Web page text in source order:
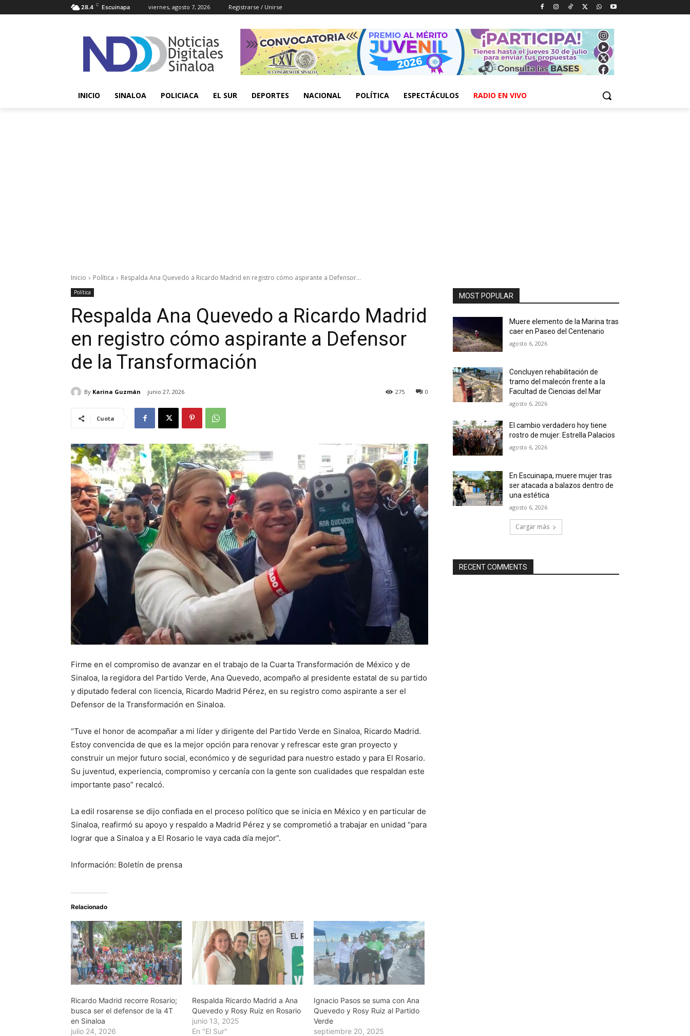
28.4 C Escuinapa viernes, agosto 7, 2026 Registrarse / Unirse
INICIO SINALOA POLICIACA EL SUR DEPORTES NACIONAL POLÍTICA ESPECTÁCULOS RADIO EN VIVO
Inicio Política Respalda Ana Quevedo a Ricardo Madrid en registro cómo aspirante a Defensor...
Política
Respalda Ana Quevedo a Ricardo Madrid
en registro cómo aspirante a Defensor
de la Transformación
By Karina Guzmán junio 27, 2026 0
275
Cuota
Firme en el compromiso de avanzar en el trabajo de la Cuarta Transformación de México y de
Sinaloa, la regidora del Partido Verde, Ana Quevedo, acompaño al presidente estatal de su partido
y diputado federal con licencia, Ricardo Madrid Pérez, en su registro como aspirante a ser el
Defensor de la Transformación en Sinaloa.
“Tuve el honor de acompañar a mi líder y dirigente del Partido Verde en Sinaloa, Ricardo Madrid.
Estoy convencida de que es la mejor opción para renovar y refrescar este gran proyecto y
construir un mejor futuro social, económico y de seguridad para nuestro estado y para El Rosario.
Su juventud, experiencia, compromiso y cercanía con la gente son cualidades que respaldan este
importante paso” recalcó.
La edil rosarense se dijo confiada en el proceso político que se inicia en México y en particular de
Sinaloa, reafirmó su apoyo y respaldo a Madrid Pérez y se comprometió a trabajar en unidad “para
lograr que a Sinaloa y a El Rosario le vaya cada día mejor”.
Información: Boletín de prensa
Relacionado
Ricardo Madrid recorre Rosario;
busca ser el defensor de la 4T
en Sinaloa
julio 24, 2026
Respalda Ricardo Madrid a Ana
Quevedo y Rosy Ruiz en Rosario
junio 13, 2025
En "El Sur"
Ignacio Pasos se suma con Ana
Quevedo y Rosy Ruiz al Partido
Verde
septiembre 20, 2025
MOST POPULAR
Muere elemento de la Marina tras
caer en Paseo del Centenario
agosto 6, 2026
Concluyen rehabilitación de
tramo del malecón frente a la
Facultad de Ciencias del Mar
agosto 6, 2026
El cambio verdadero hoy tiene
rostro de mujer: Estrella Palacios
agosto 6, 2026
En Escuinapa, muere mujer tras
ser atacada a balazos dentro de
una estética
agosto 6, 2026
Cargar más
RECENT COMMENTS